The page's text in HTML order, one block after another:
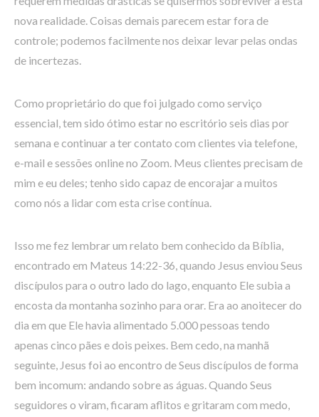
nova realidade. Coisas demais parecem estar fora de
controle; podemos facilmente nos deixar levar pelas ondas
de incertezas.
Como proprietário do que foi julgado como serviço
essencial, tem sido ótimo estar no escritório seis dias por
semana e continuar a ter contato com clientes via telefone,
e-mail e sessões online no Zoom. Meus clientes precisam de
mim e eu deles; tenho sido capaz de encorajar a muitos
como nós a lidar com esta crise contínua.
Isso me fez lembrar um relato bem conhecido da Bíblia,
encontrado em Mateus 14:22-36, quando Jesus enviou Seus
discípulos para o outro lado do lago, enquanto Ele subia a
encosta da montanha sozinho para orar. Era ao anoitecer do
dia em que Ele havia alimentado 5.000 pessoas tendo
apenas cinco pães e dois peixes. Bem cedo, na manhã
seguinte, Jesus foi ao encontro de Seus discípulos de forma
bem incomum: andando sobre as águas. Quando Seus
seguidores o viram, ficaram aflitos e gritaram com medo,